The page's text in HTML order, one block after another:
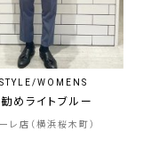
WOMENS
めライトブルー
レ店（横浜桜木町）